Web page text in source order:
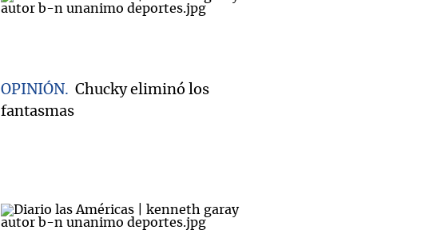
OPINIÓN
Chucky eliminó los
fantasmas